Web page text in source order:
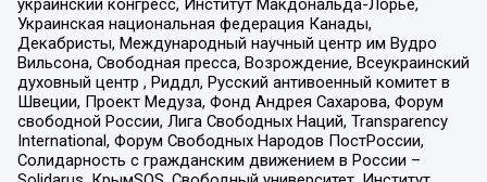
украинский конгресс, Институт Макдональда-Лорье,
Украинская национальная федерация Канады,
Декабристы, Международный научный центр им Вудро
Вильсона, Свободная пресса, Возрождение, Всеукраинский
духовный центр , Риддл, Русский антивоенный комитет в
Швеции, Проект Медуза, Фонд Андрея Сахарова, Форум
свободной России, Лига Свободных Наций, Transparеncy
International, Форум Свободных Народов ПостРоссии,
Солидарность с гражданским движением в России –